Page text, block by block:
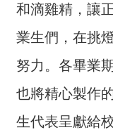
首
網
站
導
和滴雞精，讓
業生們，在挑
努力。各畢業
也將精心製作
生代表呈獻給